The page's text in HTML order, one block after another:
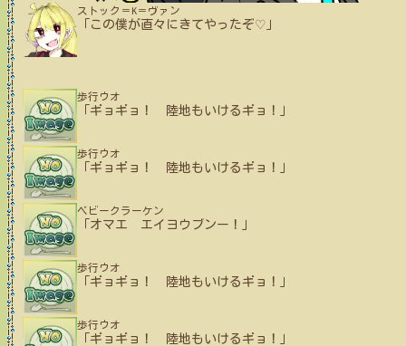
ストック＝K＝ヴァン
「この僕が直々にきてやったぞ♡」
歩行ウオ
「ギョギョ！ 陸地もいけるギョ！」
歩行ウオ
「ギョギョ！ 陸地もいけるギョ！」
ベビークラーケン
「オマエ エイヨウブンー！」
歩行ウオ
「ギョギョ！ 陸地もいけるギョ！」
歩行ウオ
「ギョギョ！ 陸地もいけるギョ！」